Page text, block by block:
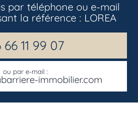
par téléphone ou e-mail
la référence : LOREA
66 11 99 07
ou par e-mail :
immobilier.com